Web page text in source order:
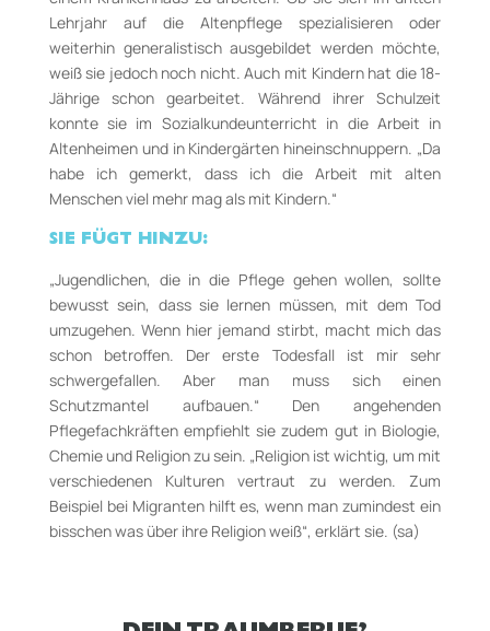
Lehrjahr auf die Altenpflege spezialisieren oder
weiterhin generalistisch ausgebildet werden möchte,
weiß sie jedoch noch nicht. Auch mit Kindern hat die 18-
Jährige schon gearbeitet. Während ihrer Schulzeit
konnte sie im Sozialkundeunterricht in die Arbeit in
Altenheimen und in Kindergärten hineinschnuppern. „Da
habe ich gemerkt, dass ich die Arbeit mit alten
Menschen viel mehr mag als mit Kindern.“
SIE FÜGT HINZU:
„Jugendlichen, die in die Pflege gehen wollen, sollte
bewusst sein, dass sie lernen müssen, mit dem Tod
umzugehen. Wenn hier jemand stirbt, macht mich das
schon betroffen. Der erste Todesfall ist mir sehr
schwergefallen. Aber man muss sich einen
Schutzmantel aufbauen.“ Den angehenden
Pflegefachkräften empfiehlt sie zudem gut in Biologie,
Chemie und Religion zu sein. „Religion ist wichtig, um mit
verschiedenen Kulturen vertraut zu werden. Zum
Beispiel bei Migranten hilft es, wenn man zumindest ein
bisschen was über ihre Religion weiß“, erklärt sie. (sa)